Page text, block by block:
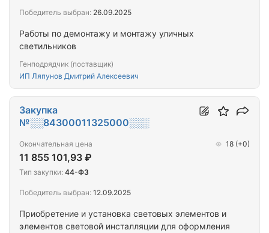
Работы по демонтажу и монтажу уличных
светильников
Генподрядчик (поставщик)
ИП Ляпунов Дмитрий Алексеевич
Победитель выбран: 26.09.2025
Приобретение и установка световых элементов и
элементов световой инсталляции для оформления
Закупка
№░░84300011325000░░░
Окончательная цена
11 855 101,93 ₽
18 (+0)
Тип закупки: 44-ФЗ
Победитель выбран: 12.09.2025